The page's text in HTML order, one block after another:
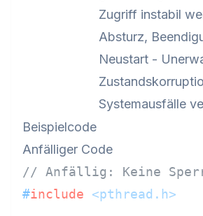
Zugriff instabil
Absturz,
Neustart -
Systemausfälle
Beispielcode
Anfälliger Code
// Anfällig: Keine
#include <pthread.h>